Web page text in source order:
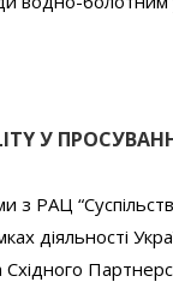
У
РАЦ
діяльності
Східного